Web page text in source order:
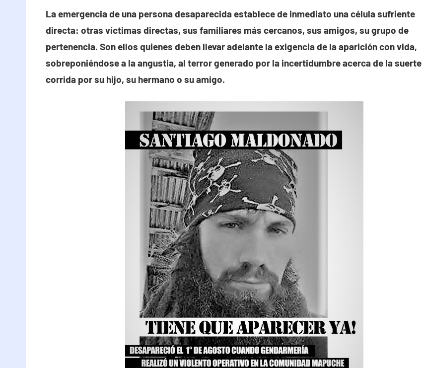
La emergencia de una persona desaparecida establece de inmediato una célula sufriente
directa: otras víctimas directas, sus familiares más cercanos, sus amigos, su grupo de
pertenencia. Son ellos quienes deben llevar adelante la exigencia de la aparición con vida,
sobreponiéndose a la angustia, al terror generado por la incertidumbre acerca de la suerte
corrida por su hijo, su hermano o su amigo.